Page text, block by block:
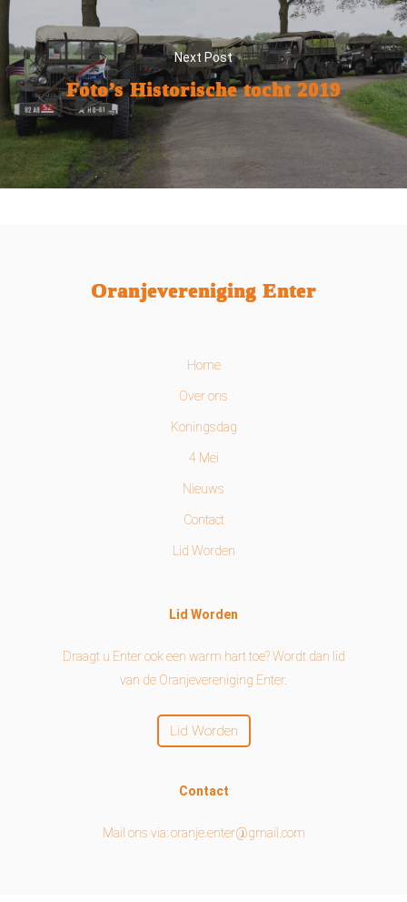
Next Post
Foto’s Historische tocht 2019
Oranjevereniging Enter
Home
Over ons
Koningsdag
4 Mei
Nieuws
Contact
Lid Worden
Lid Worden
Draagt u Enter ook een warm hart toe? Wordt dan lid
van de Oranjevereniging Enter.
Lid Worden
Contact
Mail ons via: oranje.enter@gmail.com